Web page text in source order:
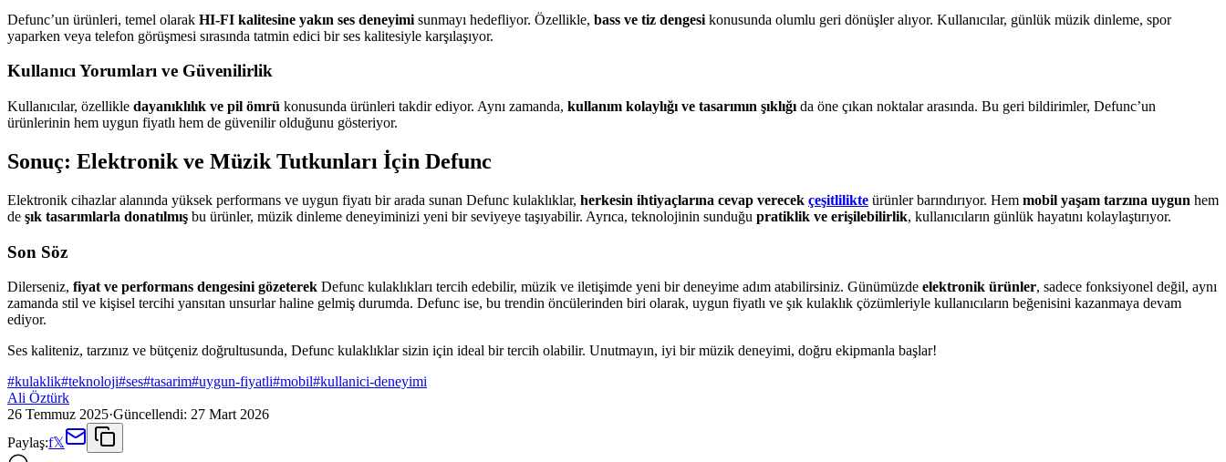
Defunc’un ürünleri, temel olarak HI-FI kalitesine yakın ses deneyimi sunmayı hedefliyor. Özellikle, bass ve tiz dengesi konusunda olumlu geri dönüşler alıyor. Kullanıcılar, günlük müzik dinleme, spor
yaparken veya telefon görüşmesi sırasında tatmin edici bir ses kalitesiyle karşılaşıyor.
Kullanıcı Yorumları ve Güvenilirlik
Kullanıcılar, özellikle dayanıklılık ve pil ömrü konusunda ürünleri takdir ediyor. Aynı zamanda, kullanım kolaylığı ve tasarımın şıklığı da öne çıkan noktalar arasında. Bu geri bildirimler, Defunc’un
ürünlerinin hem uygun fiyatlı hem de güvenilir olduğunu gösteriyor.
Sonuç: Elektronik ve Müzik Tutkunları İçin Defunc
Elektronik cihazlar alanında yüksek performans ve uygun fiyatı bir arada sunan Defunc kulaklıklar, herkesin ihtiyaçlarına cevap verecek çeşitlilikte ürünler barındırıyor. Hem mobil yaşam tarzına uygun hem
de şık tasarımlarla donatılmış bu ürünler, müzik dinleme deneyiminizi yeni bir seviyeye taşıyabilir. Ayrıca, teknolojinin sunduğu pratiklik ve erişilebilirlik, kullanıcıların günlük hayatını kolaylaştırıyor.
Son Söz
Dilerseniz, fiyat ve performans dengesini gözeterek Defunc kulaklıkları tercih edebilir, müzik ve iletişimde yeni bir deneyime adım atabilirsiniz. Günümüzde elektronik ürünler, sadece fonksiyonel değil, aynı
zamanda stil ve kişisel tercihi yansıtan unsurlar haline gelmiş durumda. Defunc ise, bu trendin öncülerinden biri olarak, uygun fiyatlı ve şık kulaklık çözümleriyle kullanıcıların beğenisini kazanmaya devam
ediyor.
Ses kaliteniz, tarzınız ve bütçeniz doğrultusunda, Defunc kulaklıklar sizin için ideal bir tercih olabilir. Unutmayın, iyi bir müzik deneyimi, doğru ekipmanla başlar!
#kulaklik#teknoloji#ses#tasarim#uygun-fiyatli#mobil#kullanici-deneyimi
Ali Öztürk
26 Temmuz 2025·Güncellendi: 27 Mart 2026
Paylaş:f𝕏